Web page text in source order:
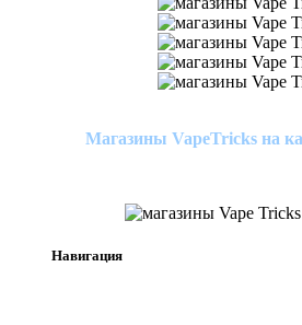
Магазины VapeTricks на
Навигация